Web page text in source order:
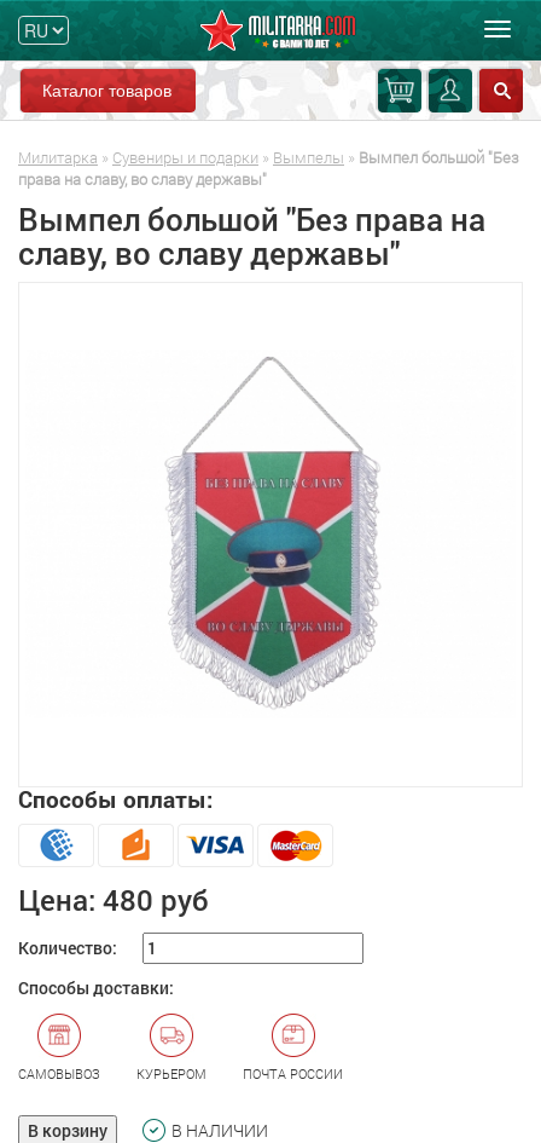
Каталог товаров
Милитарка » Сувениры и подарки » Вымпелы » Вымпел большой "Без
права на славу, во славу державы"
Вымпел большой "Без права на
славу, во славу державы"
Способы оплаты:
Цена: 480 руб
Количество:
Способы доставки:
САМОВЫВОЗ КУРЬЕРОМ ПОЧТА РОССИИ
В корзину В НАЛИЧИИ